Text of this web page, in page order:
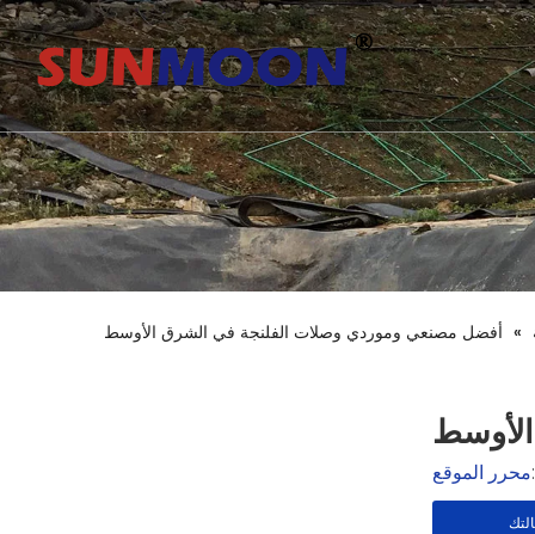
» أفضل مصنعي وموردي وصلات الفلنجة في الشرق الأوسط
محرر الموقع